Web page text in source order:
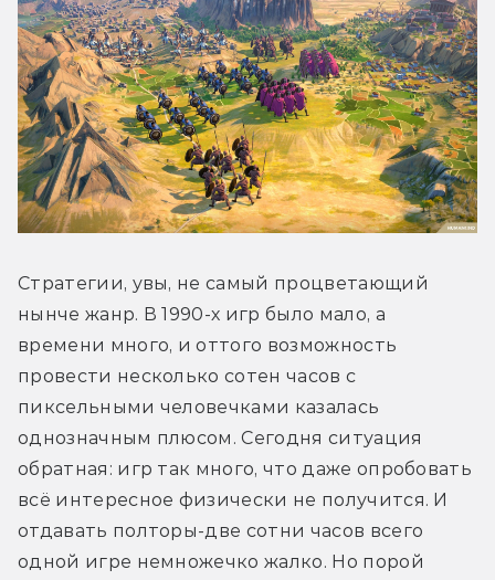
Стратегии, увы, не самый процветающий
нынче жанр. В 1990-х игр было мало, а
времени много, и оттого возможность
провести несколько сотен часов с
пиксельными человечками казалась
однозначным плюсом. Сегодня ситуация
обратная: игр так много, что даже опробовать
всё интересное физически не получится. И
отдавать полторы-две сотни часов всего
одной игре немножечко жалко. Но порой